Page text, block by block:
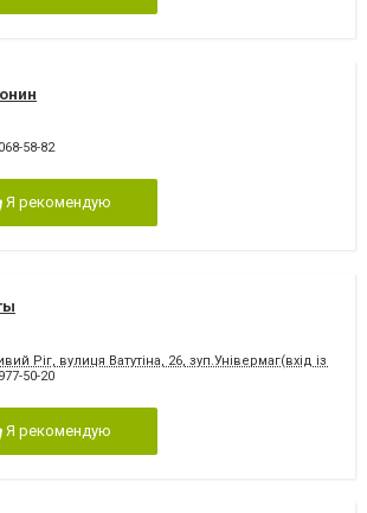
58-82
Я рекомендую
Ріг, вулиця Ватутіна, 26, зуп.Універмаг(вхід із
50-20
Я рекомендую